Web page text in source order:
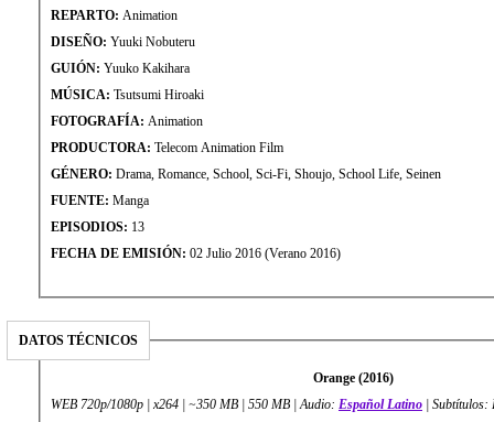
REPARTO: Animation
DISEÑO: Yuuki Nobuteru
GUIÓN: Yuuko Kakihara
MÚSICA: Tsutsumi Hiroaki
FOTOGRAFÍA: Animation
PRODUCTORA: Telecom Animation Film
GÉNERO: Drama, Romance, School, Sci-Fi, Shoujo, School Life, Seinen
FUENTE: Manga
EPISODIOS: 13
FECHA DE EMISIÓN: 02 Julio 2016 (Verano 2016)
DATOS TÉCNICOS
Orange (2016)
WEB 720p/1080p | x264 | ~350 MB | 550 MB | Audio: Español Latino |